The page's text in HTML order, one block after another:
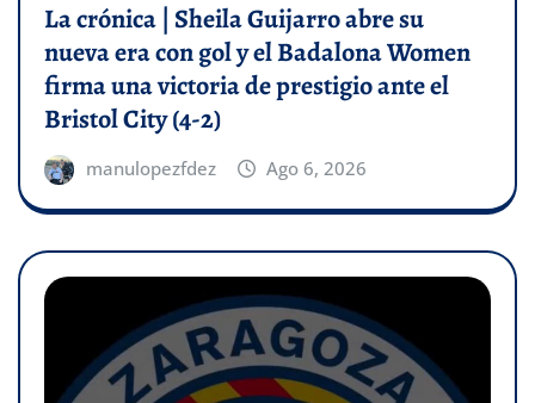
La crónica | Sheila Guijarro abre su
nueva era con gol y el Badalona Women
firma una victoria de prestigio ante el
Bristol City (4-2)
manulopezfdez Ago 6, 2026